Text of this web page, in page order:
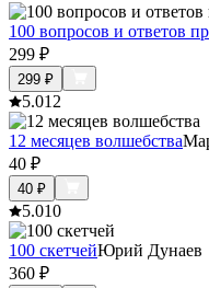
100 вопросов и ответов
299 ₽
299 ₽
5.012
12 месяцев волшебства
40 ₽
40 ₽
5.010
100 скетчейЮрий Дунаев
360 ₽